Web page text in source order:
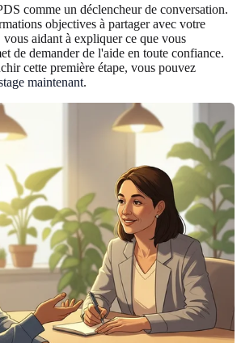
comme un déclencheur de conversation.
objectives à partager avec votre
vous aidant à expliquer ce que vous
de demander de l'aide en toute confiance.
cette première étape, vous pouvez
maintenant.